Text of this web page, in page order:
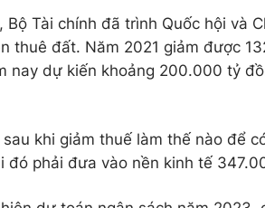
Bộ Tài chính đã trình Quốc hội và
thuê đất. Năm 2021 giảm được
nay dự kiến khoảng 200.000 tỷ
khi giảm thuế làm thế nào để
đó phải đưa vào nền kinh tế